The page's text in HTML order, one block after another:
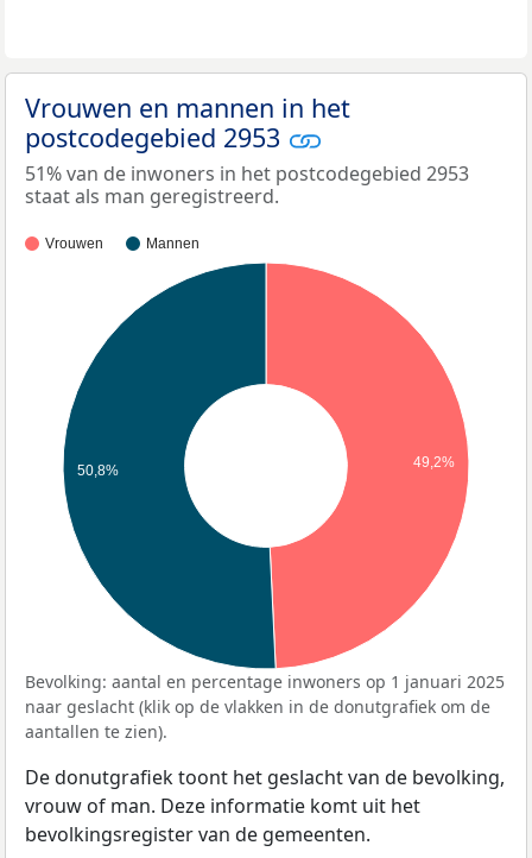
Vrouwen en mannen in het
postcodegebied 2953
51% van de inwoners in het postcodegebied 2953
staat als man geregistreerd.
Vrouwen Mannen
49,2%
50,8%
Bevolking: aantal en percentage inwoners op 1 januari 2025
naar geslacht (klik op de vlakken in de donutgrafiek om de
aantallen te zien).
De donutgrafiek toont het geslacht van de bevolking,
vrouw of man. Deze informatie komt uit het
bevolkingsregister van de gemeenten.